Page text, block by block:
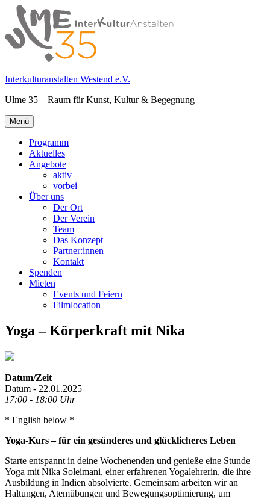
Springe
zum
Inhalt
Interkulturanstalten Westend e.V.
Ulme 35 – Raum für Kunst, Kultur & Begegnung
Primäres
Menü
Menü
Programm
Aktuelles
Angebote
aktiv
vorbei
Über uns
Der Ort
Der Verein
Team
Das Konzept
Partner:innen
Kontakt
Spenden
Mieten
Events und Feiern
Filmlocation
Yoga – Körperkraft mit Nika
Datum/Zeit
Datum - 22.01.2025
17:00 - 18:00 Uhr
* English below *
Yoga-Kurs – für ein gesünderes und glücklicheres Leben
Starte entspannt in deine Wochenenden und genieße eine Stunde
Yoga mit Nika Soleimani, einer erfahrenen Yogalehrerin, die ihre
Ausbildung in Indien absolvierte. Gemeinsam arbeiten wir an
Haltungen, Atemübungen und Bewegungsoptimierung, um